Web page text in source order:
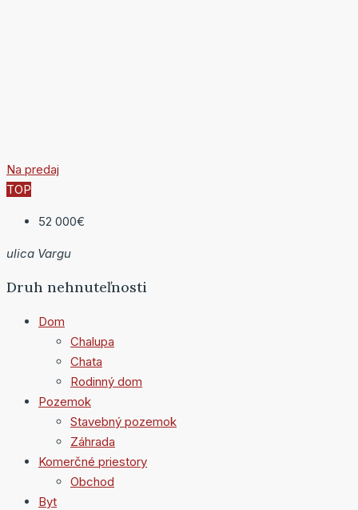
Na predaj
TOP
52 000€
ulica Vargu
Druh nehnuteľnosti
Dom
Chalupa
Chata
Rodinný dom
Pozemok
Stavebný pozemok
Záhrada
Komerčné priestory
Obchod
Byt